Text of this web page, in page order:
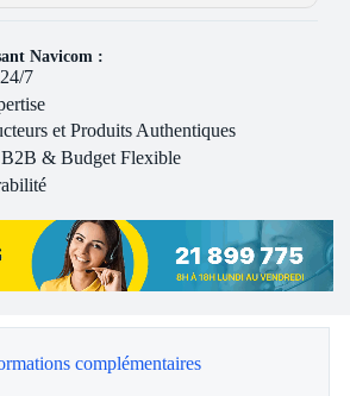
Navicom :
7
et Produits Authentiques
& Budget Flexible
complémentaires